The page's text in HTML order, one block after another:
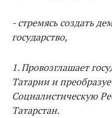
- стремясь создать
государство,
1. Провозглашает
Татарии и
Социалистическую
Татарстан.